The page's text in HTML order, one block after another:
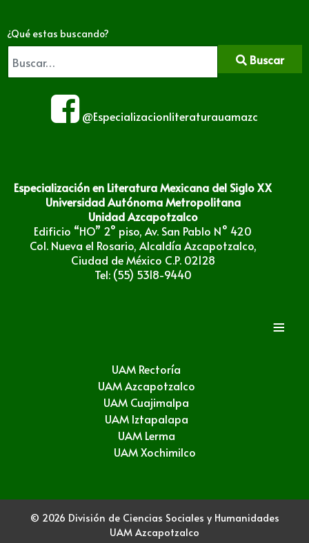
¿Qué estas buscando?
Buscar
@Especializacionliteraturauamazc
Especialización en Literatura Mexicana del Siglo XX
Universidad Autónoma Metropolitana
Unidad Azcapotzalco
Edificio “HO” 2° piso, Av. San Pablo N° 420
Col. Nueva el Rosario, Alcaldía Azcapotzalco,
Ciudad de México C.P. 02128
Tel: (55) 5318-9440
≡
UAM Rectoría
UAM Azcapotzalco
UAM Cuajimalpa
UAM Iztapalapa
UAM Lerma
UAM Xochimilco
© 2026 División de Ciencias Sociales y Humanidades
UAM Azcapotzalco